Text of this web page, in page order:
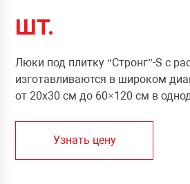
ШТ.
Люки под плитку “Стронг”-S с
изготавливаются в широком
от 20х30 см до 60×120 см в
Узнать цену